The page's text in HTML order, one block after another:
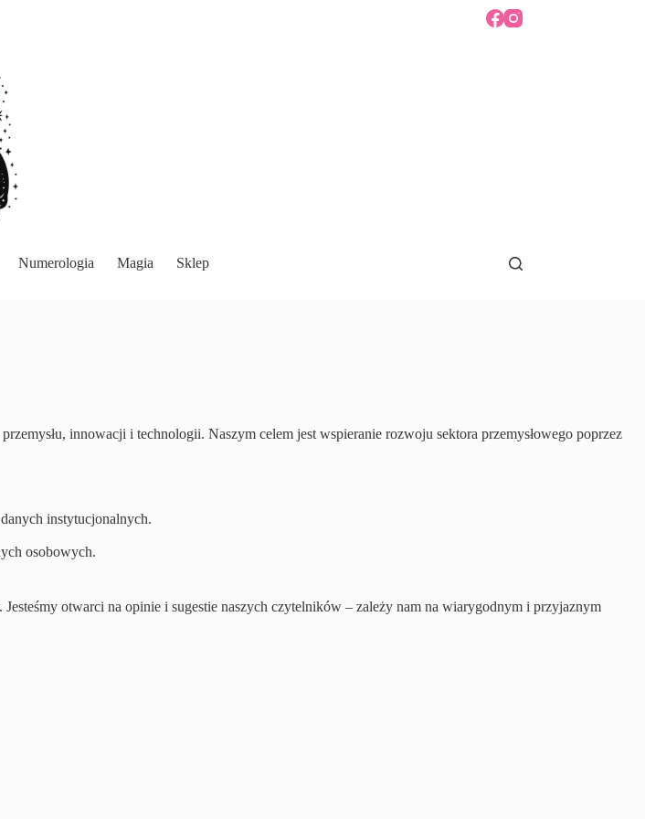
Numerologia Magia Sklep
innowacji i technologii. Naszym celem jest wspieranie rozwoju sektora przemysłowego poprzez
instytucjonalnych.
osobowych.
otwarci na opinie i sugestie naszych czytelników – zależy nam na wiarygodnym i przyjaznym